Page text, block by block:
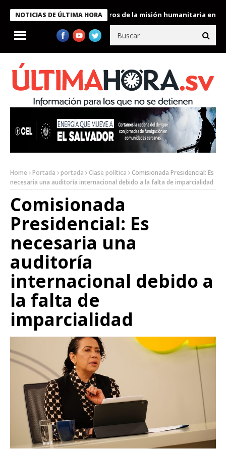
NOTICIAS DE ÚLTIMA HORA
condecora a miembros de la misión humanitaria enviada a
Home Portada portada Clase política
Comisionada Presidencial: Es
necesaria una auditoría internacional debido a la falta de imparcialidad
Comisionada
Presidencial: Es
necesaria una
auditoría
internacional debido a
la falta de
imparcialidad